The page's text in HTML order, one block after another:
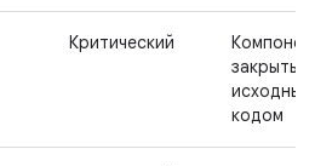
Критический
закрытым
исходным
кодом